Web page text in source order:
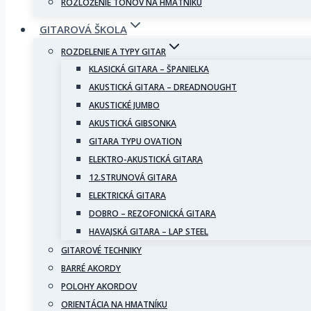
ROZLOŽENIE TÓNOV NA HMATNÍKU
GITAROVÁ ŠKOLA
ROZDELENIE A TYPY GITAR
KLASICKÁ GITARA – ŠPANIELKA
AKUSTICKÁ GITARA – DREADNOUGHT
AKUSTICKÉ JUMBO
AKUSTICKÁ GIBSONKA
GITARA TYPU OVATION
ELEKTRO-AKUSTICKÁ GITARA
12.STRUNOVÁ GITARA
ELEKTRICKÁ GITARA
DOBRO – REZOFONICKÁ GITARA
HAVAJSKÁ GITARA – LAP STEEL
GITAROVÉ TECHNIKY
BARRÉ AKORDY
POLOHY AKORDOV
ORIENTÁCIA NA HMATNÍKU